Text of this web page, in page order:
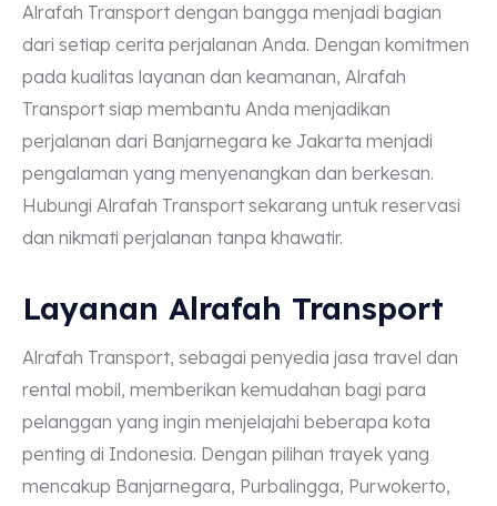
Alrafah Transport dengan bangga menjadi bagian
dari setiap cerita perjalanan Anda. Dengan komitmen
pada kualitas layanan dan keamanan, Alrafah
Transport siap membantu Anda menjadikan
perjalanan dari Banjarnegara ke Jakarta menjadi
pengalaman yang menyenangkan dan berkesan.
Hubungi Alrafah Transport sekarang untuk reservasi
dan nikmati perjalanan tanpa khawatir.
Layanan Alrafah Transport
Alrafah Transport, sebagai penyedia jasa travel dan
rental mobil, memberikan kemudahan bagi para
pelanggan yang ingin menjelajahi beberapa kota
penting di Indonesia. Dengan pilihan trayek yang
mencakup Banjarnegara, Purbalingga, Purwokerto,